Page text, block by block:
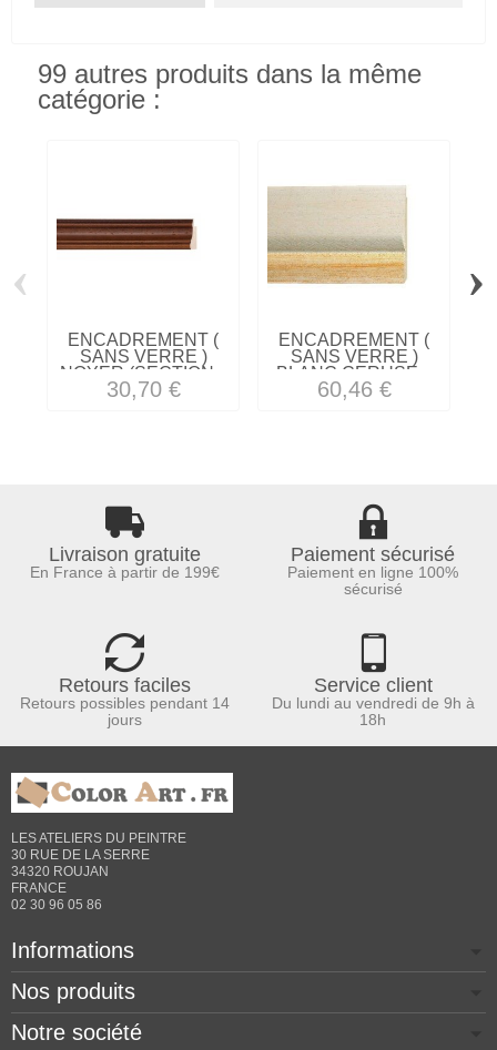
99 autres produits dans la même
catégorie :
ENCADREMENT (
SANS VERRE )
NOYER (SECTION...
30,70 €
ENCADREMENT (
SANS VERRE )
BLANC CERUSE...
60,46 €
‹ ›
Livraison gratuite
En France à partir de 199€
Paiement sécurisé
Paiement en ligne 100%
sécurisé
Retours faciles
Retours possibles pendant 14
jours
Service client
Du lundi au vendredi de 9h à
18h
LES ATELIERS DU PEINTRE
30 RUE DE LA SERRE
34320 ROUJAN
FRANCE
02 30 96 05 86
Informations
Nos produits
Notre société